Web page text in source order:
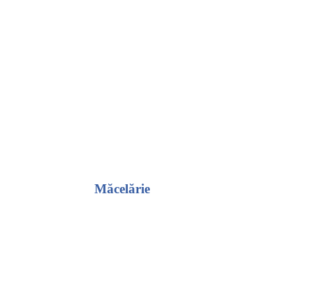
Măcelărie